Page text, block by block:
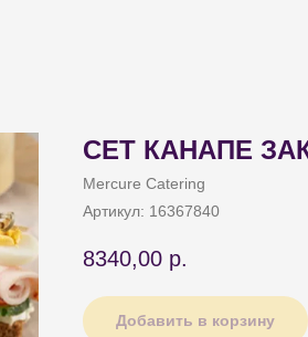
СЕТ КАНАПЕ
Mercure Catering
Артикул: 16367840
8340,00 р.
Добавить в корзину